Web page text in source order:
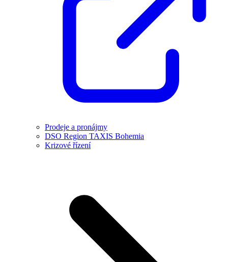
Prodeje a pronájmy
DSO Region TAXIS Bohemia
Krizové řízení